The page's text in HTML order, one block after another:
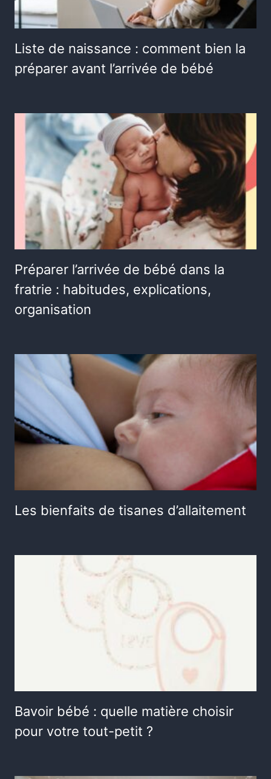
Liste de naissance : comment bien la
préparer avant l’arrivée de bébé
Préparer l’arrivée de bébé dans la
fratrie : habitudes, explications,
organisation
Les bienfaits de tisanes d’allaitement
Bavoir bébé : quelle matière choisir
pour votre tout-petit ?